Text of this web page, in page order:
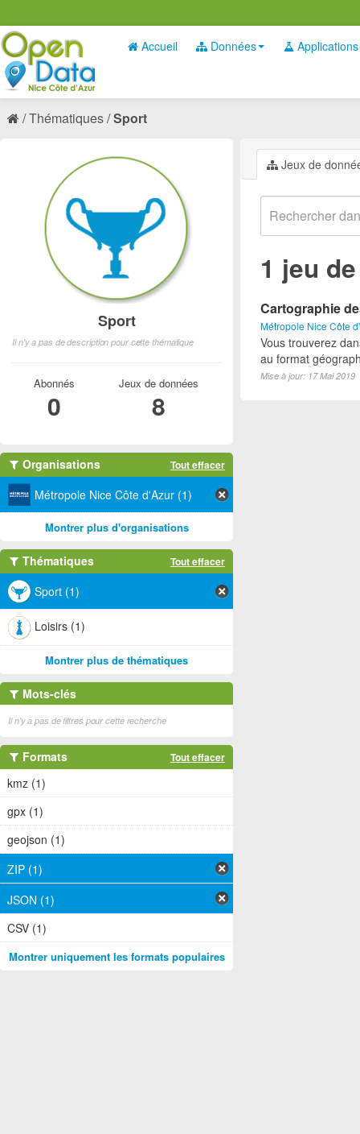
Accueil Données Applications
Thématiques Sport
Jeux de
1 jeu
Cartographie
Métropole Nice Côte
Vous trouverez
au format
Mise à jour: 17 Mai 2019
Sport
Il n'y a pas de description pour cette thématique
Abonnés
0
Jeux de données
8
Organisations Tout effacer
Métropole Nice Côte d'Azur (1)
Montrer plus d'organisations
Thématiques Tout effacer
Sport (1)
Loisirs (1)
Montrer plus de thématiques
Mots-clés
Il n'y a pas de filtres pour cette recherche
Formats Tout effacer
kmz (1)
gpx (1)
geojson (1)
ZIP (1)
JSON (1)
CSV (1)
Montrer uniquement les formats populaires